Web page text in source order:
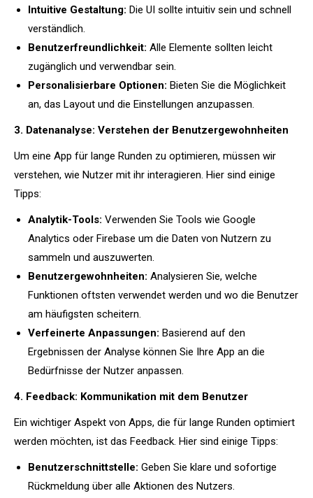
Intuitive Gestaltung: Die UI sollte intuitiv sein und schnell
verständlich.
Benutzerfreundlichkeit: Alle Elemente sollten leicht
zugänglich und verwendbar sein.
Personalisierbare Optionen: Bieten Sie die Möglichkeit
an, das Layout und die Einstellungen anzupassen.
3. Datenanalyse: Verstehen der Benutzergewohnheiten
Um eine App für lange Runden zu optimieren, müssen wir
verstehen, wie Nutzer mit ihr interagieren. Hier sind einige
Tipps:
Analytik-Tools: Verwenden Sie Tools wie Google
Analytics oder Firebase um die Daten von Nutzern zu
sammeln und auszuwerten.
Benutzergewohnheiten: Analysieren Sie, welche
Funktionen oftsten verwendet werden und wo die Benutzer
am häufigsten scheitern.
Verfeinerte Anpassungen: Basierend auf den
Ergebnissen der Analyse können Sie Ihre App an die
Bedürfnisse der Nutzer anpassen.
4. Feedback: Kommunikation mit dem Benutzer
Ein wichtiger Aspekt von Apps, die für lange Runden optimiert
werden möchten, ist das Feedback. Hier sind einige Tipps:
Benutzerschnittstelle: Geben Sie klare und sofortige
Rückmeldung über alle Aktionen des Nutzers.